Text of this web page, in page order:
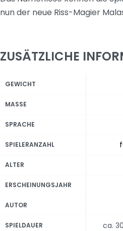
nun der neue Riss-Magier
ZUSÄTZLICHE
GEWICHT
MASSE
SPRACHE
SPIELERANZAHL
ALTER
ERSCHEINUNGSJAHR
AUTOR
SPIELDAUER ca.